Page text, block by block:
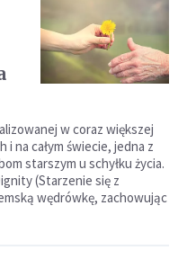
w coraz większej
na całym świecie, jedna z
starszym u schyłku życia.
(Starzenie się z
wędrówkę, zachowując